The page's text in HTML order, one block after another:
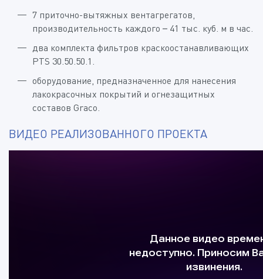
7 приточно-вытяжных вентагрегатов,
производительность каждого – 41 тыс. куб. м в час.
два комплекта фильтров краскоостанавливающих
PTS 30.50.50.1.
оборудование, предназначенное для нанесения
лакокрасочных покрытий и огнезащитных
составов Graco.
ВИДЕО РЕАЛИЗОВАННОГО ПРОЕКТА